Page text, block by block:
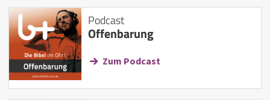
Podcast
Offenbarung
Zum Podcast